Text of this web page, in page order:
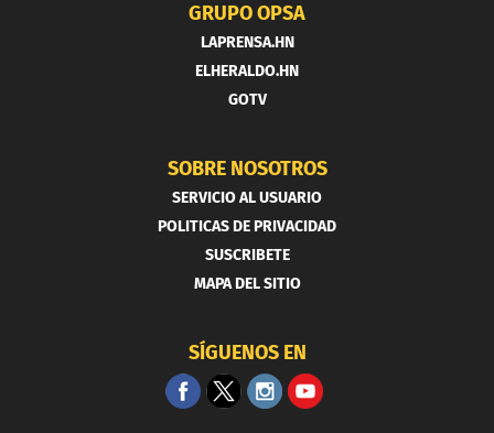
GRUPO OPSA
LAPRENSA.HN
ELHERALDO.HN
GOTV
SOBRE NOSOTROS
SERVICIO AL USUARIO
POLITICAS DE PRIVACIDAD
SUSCRIBETE
MAPA DEL SITIO
SÍGUENOS EN